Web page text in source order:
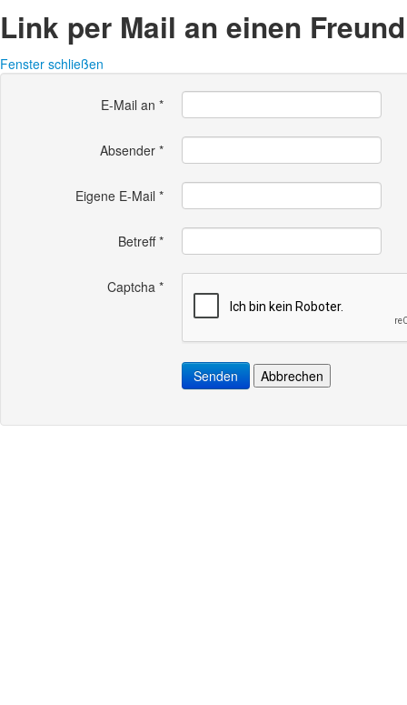
Link per Mail an einen
Fenster schließen
E-Mail an *
Absender *
Eigene E-Mail *
Betreff*
Captcha *
Senden Abbrechen